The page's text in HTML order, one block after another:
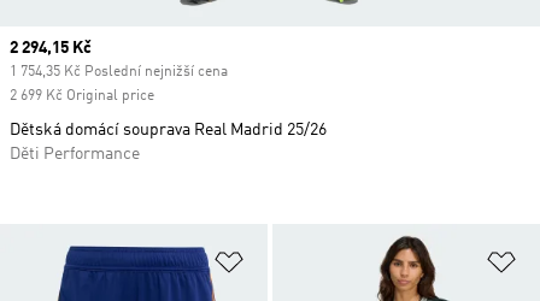
Přidat do seznamu přání
Current price
2 294,15 Kč
1 754,35 Kč Poslední nejnižší cena
2 699 Kč Original price
Dětská domácí souprava Real Madrid 25/26
Děti Performance